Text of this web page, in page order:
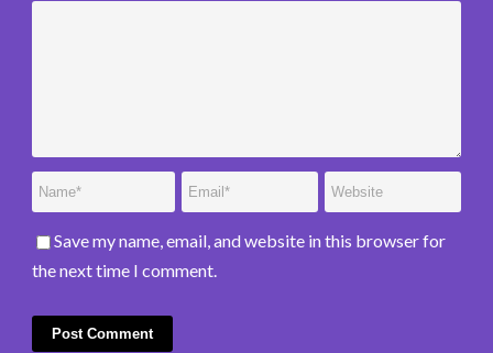
Save my name, email, and website in this browser for
the next time I comment.